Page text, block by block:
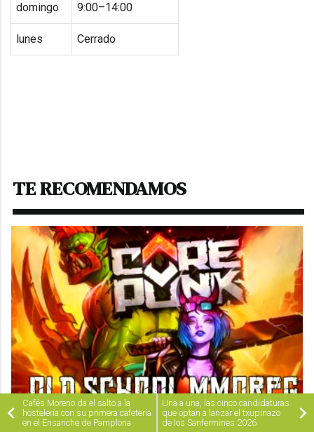
domingo 9:00–14:00
lunes Cerrado
TE RECOMENDAMOS
Cafés Moreno da el salto a la
hostelería con su primera cafetería
en el Ensanche de Pamplona
Una a una, las cinco candidaturas
que optan a lanzar el txupinazo
de los Sanfermines 2026